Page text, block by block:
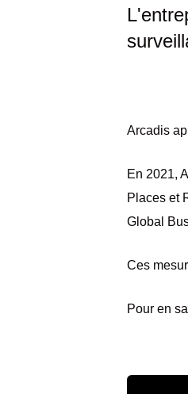
Arcadis
En 2021,
Places et
Global
Ces
Pour en